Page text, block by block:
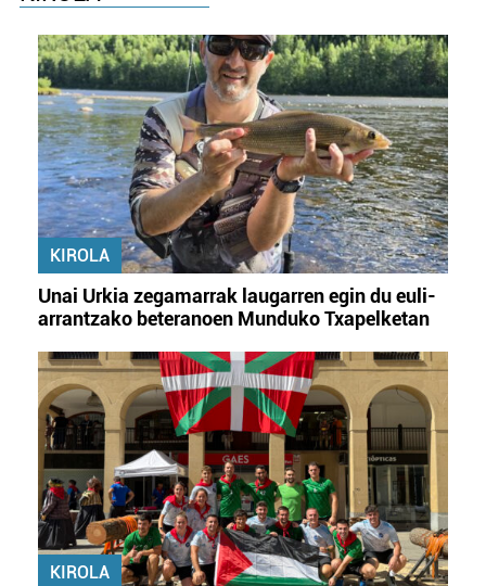
KIROLA
Unai Urkia zegamarrak laugarren egin du euli-
arrantzako beteranoen Munduko Txapelketan
KIROLA